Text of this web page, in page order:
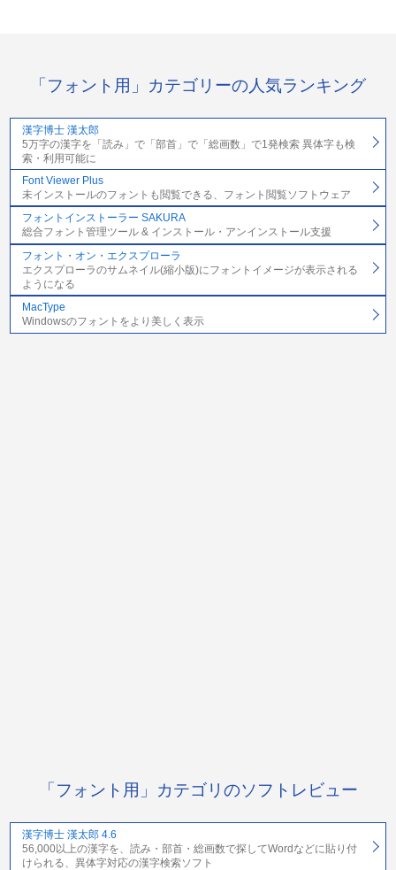
「フォント用」カテゴリーの人気ランキング
漢字博士 漢太郎
5万字の漢字を「読み」で「部首」で「総画数」で1発検索 異体字も検
索・利用可能に
Font Viewer Plus
未インストールのフォントも閲覧できる、フォント閲覧ソフトウェア
フォントインストーラー SAKURA
総合フォント管理ツール & インストール・アンインストール支援
フォント・オン・エクスプローラ
エクスプローラのサムネイル(縮小版)にフォントイメージが表示される
ようになる
MacType
Windowsのフォントをより美しく表示
「フォント用」カテゴリのソフトレビュー
漢字博士 漢太郎 4.6
56,000以上の漢字を、読み・部首・総画数で探してWordなどに貼り付
けられる、異体字対応の漢字検索ソフト